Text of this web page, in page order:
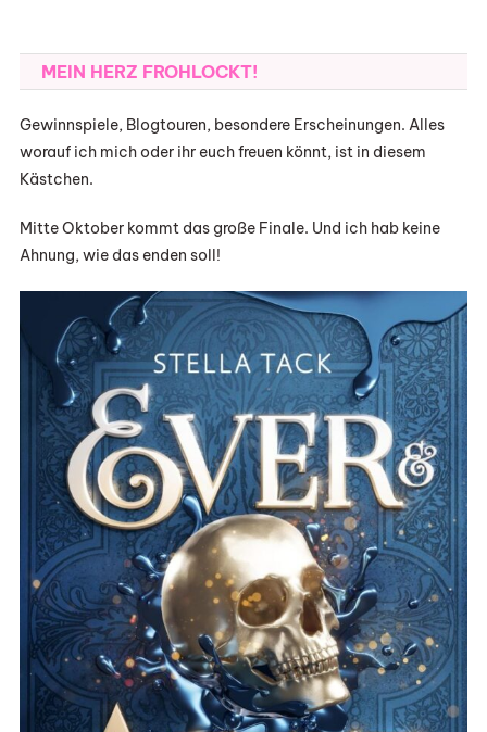
MEIN HERZ FROHLOCKT!
Gewinnspiele, Blogtouren, besondere Erscheinungen. Alles
worauf ich mich oder ihr euch freuen könnt, ist in diesem
Kästchen.
Mitte Oktober kommt das große Finale. Und ich hab keine
Ahnung, wie das enden soll!